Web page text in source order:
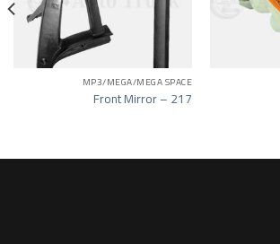
MP3/MEGA/MEGA SPACE
Front Mirror – 217